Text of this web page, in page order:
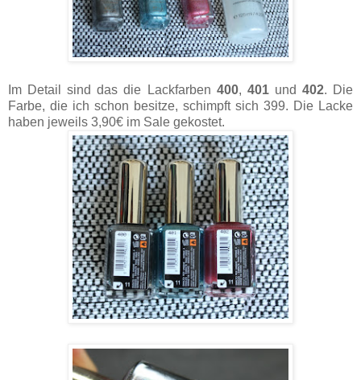
Im Detail sind das die Lackfarben 400, 401 und 402. Die
Farbe, die ich schon besitze, schimpft sich 399. Die Lacke
haben jeweils 3,90€ im Sale gekostet.